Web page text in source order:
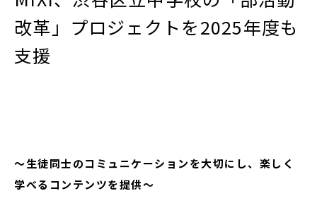
改革」プロジェクトを2025年度も
支援
〜生徒同士のコミュニケーションを大切にし、楽しく
学べるコンテンツを提供〜
2026年 2025年